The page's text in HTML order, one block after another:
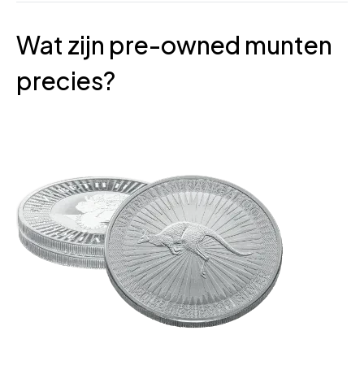
Wat zijn pre-owned munten
precies?